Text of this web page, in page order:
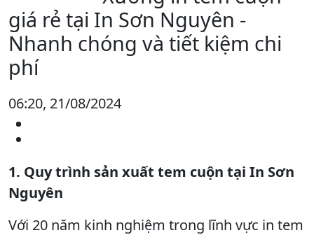
giá rẻ tại In Sơn Nguyên -
Nhanh chóng và tiết kiệm chi
phí
06:20, 21/08/2024
1. Quy trình sản xuất tem cuộn tại In Sơn
Nguyên
Với 20 năm kinh nghiệm trong lĩnh vực in tem